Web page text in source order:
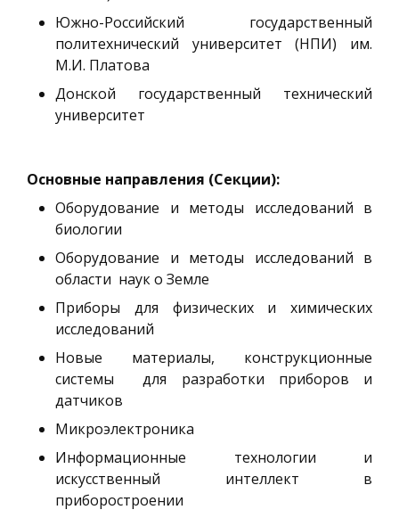
Южно-Российский государственный
политехнический университет (НПИ) им.
М.И. Платова
Донской государственный технический
университет
Основные направления (Секции):
Оборудование и методы исследований в
биологии
Оборудование и методы исследований в
области наук о Земле
Приборы для физических и химических
исследований
Новые материалы, конструкционные
системы для разработки приборов и
датчиков
Микроэлектроника
Информационные технологии и
искусственный интеллект в
приборостроении